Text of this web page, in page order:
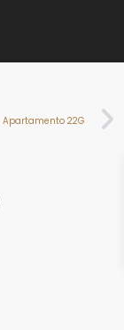
Apartamento 22G